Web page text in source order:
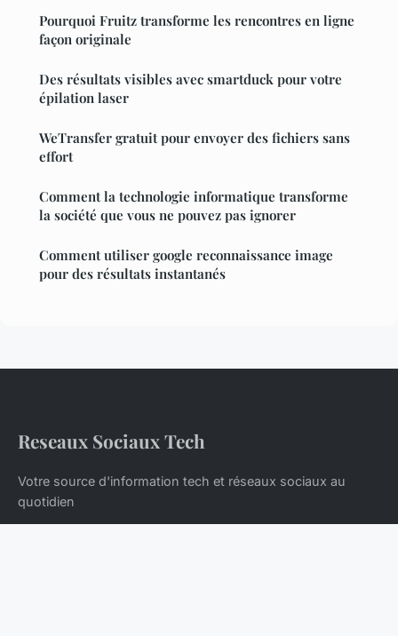
Pourquoi Fruitz transforme les rencontres en ligne
façon originale
Des résultats visibles avec smartduck pour votre
épilation laser
WeTransfer gratuit pour envoyer des fichiers sans
effort
Comment la technologie informatique transforme
la société que vous ne pouvez pas ignorer
Comment utiliser google reconnaissance image
pour des résultats instantanés
Reseaux Sociaux Tech
Votre source d'information tech et réseaux sociaux au
quotidien